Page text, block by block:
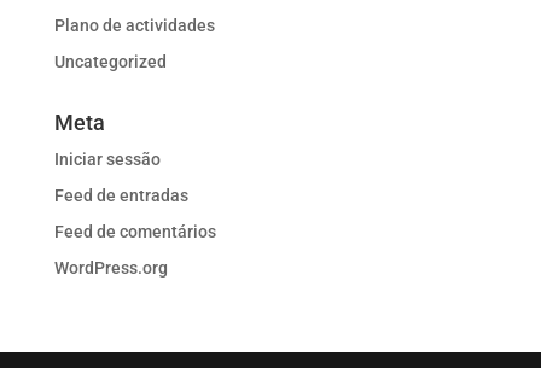
Plano de actividades
Uncategorized
Meta
Iniciar sessão
Feed de entradas
Feed de comentários
WordPress.org